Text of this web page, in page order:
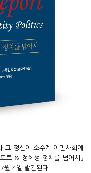
그 정신이 소수계 이민사회에
트 & 정체성 정치를 넘어서』
월 4일 발간된다.